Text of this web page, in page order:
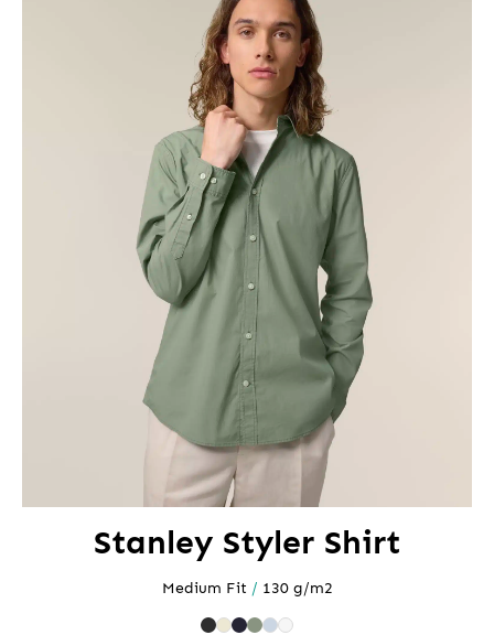
Stanley Styler Shirt
Medium Fit / 130 g/m2